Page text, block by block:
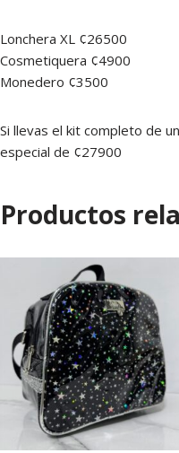
Lonchera XL ¢26500
Cosmetiquera ¢4900
Monedero ¢3500
Si llevas el kit completo de
especial de ¢27900
Productos